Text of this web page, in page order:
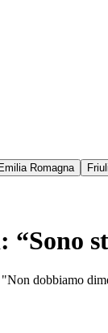
Emilia Romagna
dobbiamo